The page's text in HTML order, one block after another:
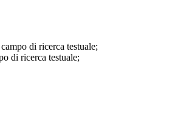
di ricerca testuale;
di ricerca testuale;